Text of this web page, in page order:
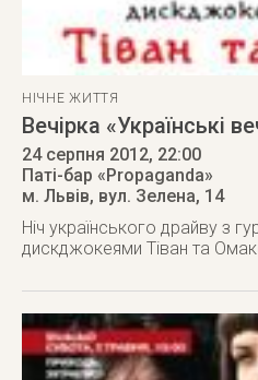
НІЧНЕ ЖИТТЯ
Вечірка «Українські
24 серпня 2012, 22:00
Паті-бар «Propaganda»
м. Львів, вул. Зелена, 14
Ніч українського драйву з
дискджокеями Тіван та